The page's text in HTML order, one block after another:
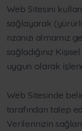
Web Sitesini
sağlayarak
rızanızı
sağladığınız
uygun olarak
Web Sitesinde
tarafından talep
Verilerinizin